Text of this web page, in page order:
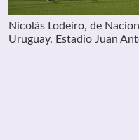
Nicolás Lodeiro, de
Uruguay. Estadio Juan